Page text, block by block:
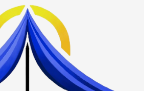
$500.000 en Santiago
120x200